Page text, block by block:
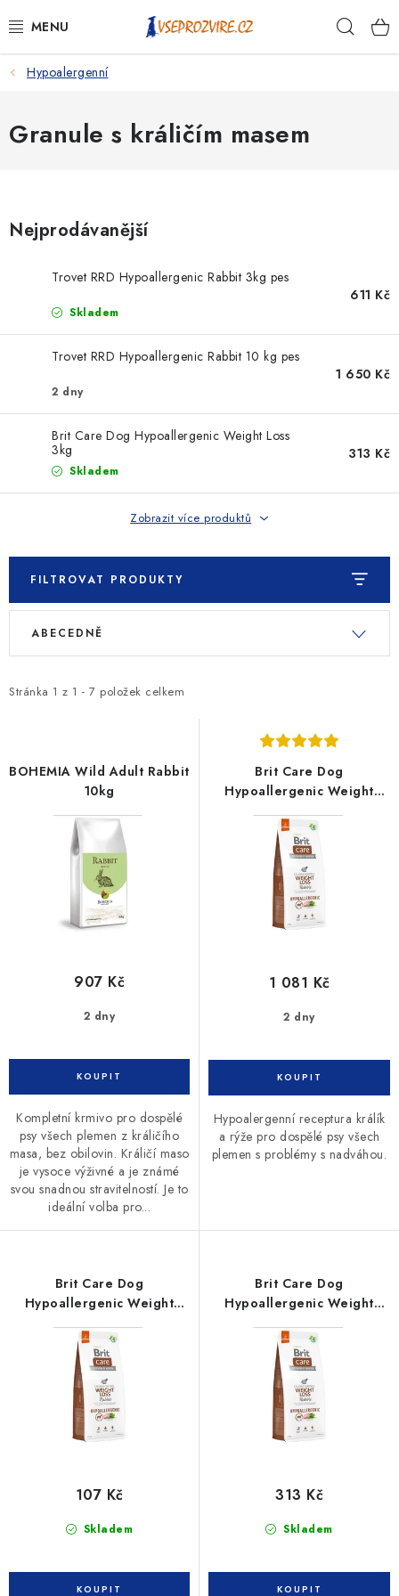
na
PSI
KOČKY
NA NEMOCI
KRÁLÍCI/HLODAVCI/PTÁCI
SLEVY
ZNAČKY
Ceník dopravy Kontakty
Obchodní podmínky
Podmínky ochrany osobních údajů
Hypoalergenní
Granule s králičím masem
Nejprodávanější
Trovet RRD Hypoallergenic Rabbit 3kg pes
Skladem
611 Kč
Trovet RRD Hypoallergenic Rabbit 10 kg pes
2 dny
1 650 Kč
Brit Care Dog Hypoallergenic Weight Loss
3kg
Skladem
313 Kč
Zobrazit více produktů
FILTROVAT PRODUKTY
V
i
r
Stránka 1 z 1 - 7 položek celkem
Ř
e
p
ABECEDNĚ
BOHEMIA Wild Adult Rabbit
10kg
2 dny
907 Kč
Kompletní krmivo pro dospělé
psy všech plemen z králičího
masa, bez obilovin. Králičí maso
je vysoce výživné a je známé
svou snadnou stravitelností. Je to
ideální volba pro...
Brit Care Dog
Hypoallergenic Weight
Loss 12kg
2 dny
1 081 Kč
Hypoalergenní receptura králík
a rýže pro dospělé psy všech
plemen s problémy s nadváhou.
Brit Care Dog
Hypoallergenic Weight
Loss 1kg
Skladem
107 Kč
Brit Care Dog
Hypoallergenic Weight
Loss 3kg
Skladem
313 Kč